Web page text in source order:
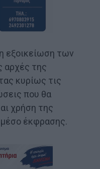
εξοικείωση των
αρχές της
κυρίως τις
που θα
χρήση της
έκφρασης.